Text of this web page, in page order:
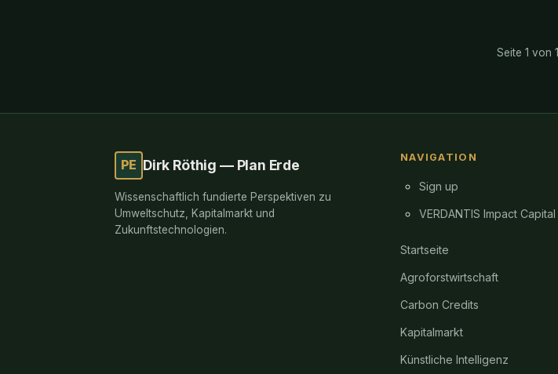
Seite 1 von 1
PE Dirk Röthig — Plan Erde
Wissenschaftlich fundierte Perspektiven zu
Umweltschutz, Kapitalmarkt und
Zukunftstechnologien.
NAVIGATION
Sign up
VERDANTIS Impact Capital
Startseite
Agroforstwirtschaft
Carbon Credits
Kapitalmarkt
Künstliche Intelligenz